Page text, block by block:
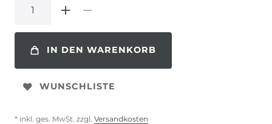
IN DEN WARENKORB
WUNSCHLISTE
* inkl. ges. MwSt. zzgl. Versandkosten